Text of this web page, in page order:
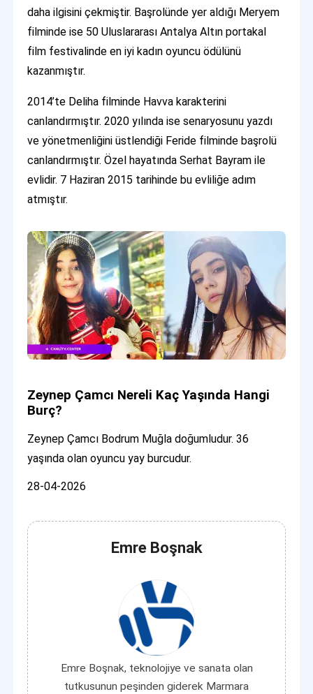
daha ilgisini çekmiştir. Başrolünde yer aldığı Meryem
filminde ise 50 Uluslararası Antalya Altın portakal
film festivalinde en iyi kadın oyuncu ödülünü
kazanmıştır.
2014’te Deliha filminde Havva karakterini
canlandırmıştır. 2020 yılında ise senaryosunu yazdı
ve yönetmenliğini üstlendiği Feride filminde başrolü
canlandırmıştır. Özel hayatında Serhat Bayram ile
evlidir. 7 Haziran 2015 tarihinde bu evliliğe adım
atmıştır.
Zeynep Çamcı Nereli Kaç Yaşında Hangi
Burç?
Zeynep Çamcı Bodrum Muğla doğumludur. 36
yaşında olan oyuncu yay burcudur.
28-04-2026
Emre Boşnak
Emre Boşnak, teknolojiye ve sanata olan
tutkusunun peşinden giderek Marmara